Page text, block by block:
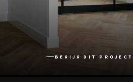
BEKIJK DIT PROJECT